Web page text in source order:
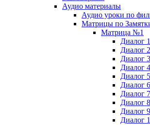
Аудио материалы
Аудио уроки по
Матрицы по
Матрица №1
Диалог 1
Диалог 2
Диалог 3
Диалог 4
Диалог 5
Диалог 6
Диалог 7
Диалог 8
Диалог 9
Диалог